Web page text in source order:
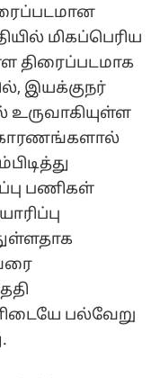
மிகப்பெரிய
திரைப்படமாக
இயக்குநர்
காரணங்களால்
பணிகள்
பல்வேறு